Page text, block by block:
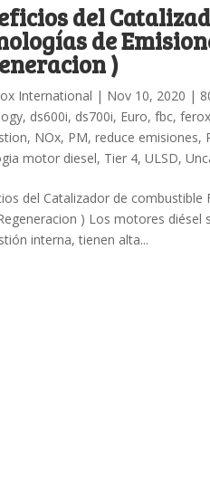
del
de
)
International | Nov 10, 2020 |
, ds600i, ds700i, Euro,fbc,
, NOx, PM,reduce emisiones,
motor diesel, Tier 4,ULSD,
del Catalizador de combustible
) Los motores
interna, tienen alta...